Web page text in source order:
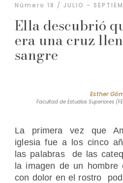
Número 18 / JULIO -
Ella descubrió
era una cruz
sangre
Esther
Facultad de Estudios Superiores
La primera vez que
iglesia fue a los cinco
las palabras de las
la imagen de un hombre
con dolor en el rostro